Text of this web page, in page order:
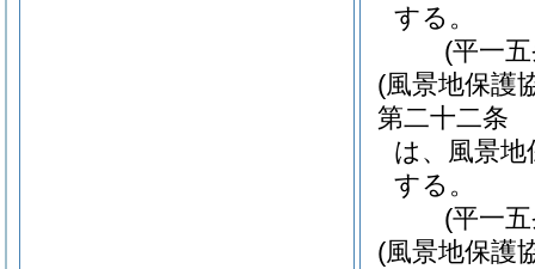
する。
(平一
(風景地保護
第二十二条
は、風景
する。
(平一
(風景地保護